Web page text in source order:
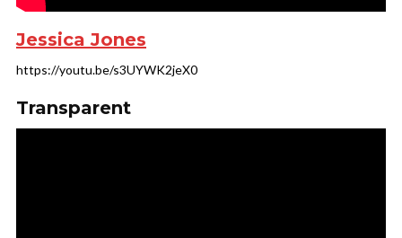
Jessica Jones
https://youtu.be/s3UYWK2jeX0
Transparent